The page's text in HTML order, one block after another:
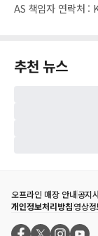
AS 책임자 연락처 :
추천 뉴스
오프라인 매장 안내공지
개인정보처리방침영상